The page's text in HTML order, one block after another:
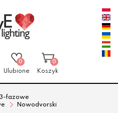
0
Ulubione
0
Koszyk
fazowe
Nowodvorski